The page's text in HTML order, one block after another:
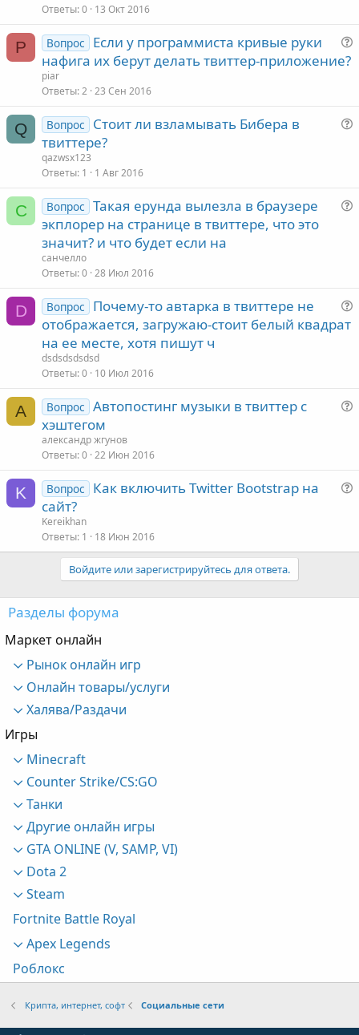
Ответы 0 13 Окт 2016
P
В
с
Вопрос
Если у программиста кривые руки
нафига их берут делать твиттер-приложение?
piar
Ответы 2 23 Сен 2016
Q
В
с
Вопрос
Стоит ли взламывать Бибера в
твиттере?
qazwsx123
Ответы 1 1 Авг 2016
С
В
Вопрос Такая ерунда вылезла в браузере
экплорер на странице в твиттере, что это
значит? и что будет если на
санчелло
Ответы 0 28 Июл 2016
D
В
Вопрос
Почему-то автарка в твиттере не
отображается, загружаю-стоит белый квадрат
на ее месте, хотя пишут ч
dsdsdsdsdsd
Ответы 0 10 Июл 2016
А
В
с
Вопрос Автопостинг музыки в твиттер с
хэштегом
александр жгунов
Ответы 0 22 Июн 2016
K
В
о
Вопрос
Как включить Twitter Bootstrap на
сайт?
Kereikhan
Ответы 1 18 Июн 2016
Войдите или зарегистрируйтесь для ответа.
Разделы форума
Маркет онлайн
Рынок онлайн игр
Онлайн товары/услуги
Халява/Раздачи
Игры
Minecraft
Counter Strike/CS:GO
Танки
Другие онлайн игры
GTA ONLINE (V, SAMP, VI)
Dota 2
Steam
Fortnite Battle Royal
Apex Legends
Роблокс
Крипта, интернет, софт Социальные сети